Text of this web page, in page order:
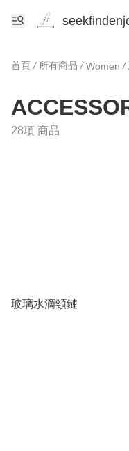
首頁 / 所有商品 / Women /
28項 商品
玻璃水滴頸鏈